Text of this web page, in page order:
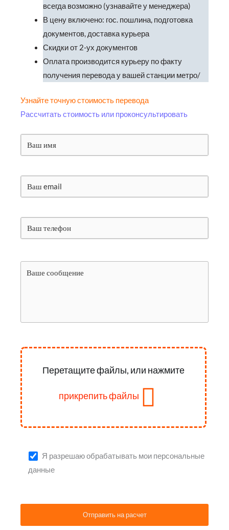
всегда возможно (узнавайте у менеджера)
В цену включено: гос. пошлина, подготовка
документов, доставка курьера
Скидки от 2-ух документов
Оплата производится курьеру по факту
получения перевода у вашей станции метро/
Узнайте точную стоимость перевода
Рассчитать стоимость или проконсультировать
Перетащите файлы, или нажмите
прикрепить файлы
Я разрешаю обрабатывать мои персональные
данные